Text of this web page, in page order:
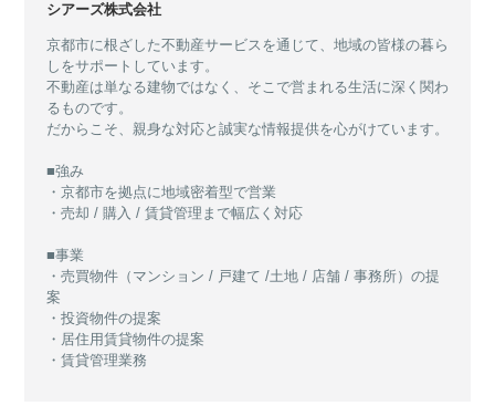
シアーズ株式会社
京都市に根ざした不動産サービスを通じて、地域の皆様の暮ら
しをサポートしています。
不動産は単なる建物ではなく、そこで営まれる生活に深く関わ
るものです。
だからこそ、親身な対応と誠実な情報提供を心がけています。
■強み
・京都市を拠点に地域密着型で営業
・売却 / 購入 / 賃貸管理まで幅広く対応
■事業
・売買物件（マンション / 戸建て /土地 / 店舗 / 事務所）の提
案
・投資物件の提案
・居住用賃貸物件の提案
・賃貸管理業務